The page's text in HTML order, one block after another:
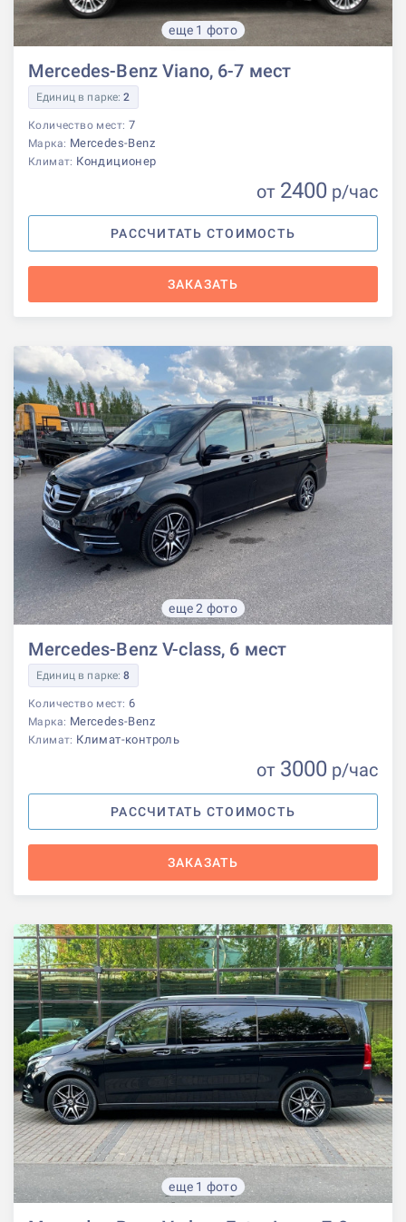
еще 1 фото
Mercedes-Benz Viano, 6-7 мест
Единиц в парке:2
Количество мест: 7
Марка: Mercedes-Benz
Климат: Кондиционер
от 2400 р/час
РАССЧИТАТЬ СТОИМОСТЬ
ЗАКАЗАТЬ
еще 2 фото
Mercedes-Benz V-class, 6 мест
Единиц в парке:8
Количество мест: 6
Марка: Mercedes-Benz
Климат: Климат-контроль
от 3000 р/час
РАССЧИТАТЬ СТОИМОСТЬ
ЗАКАЗАТЬ
еще 1 фото